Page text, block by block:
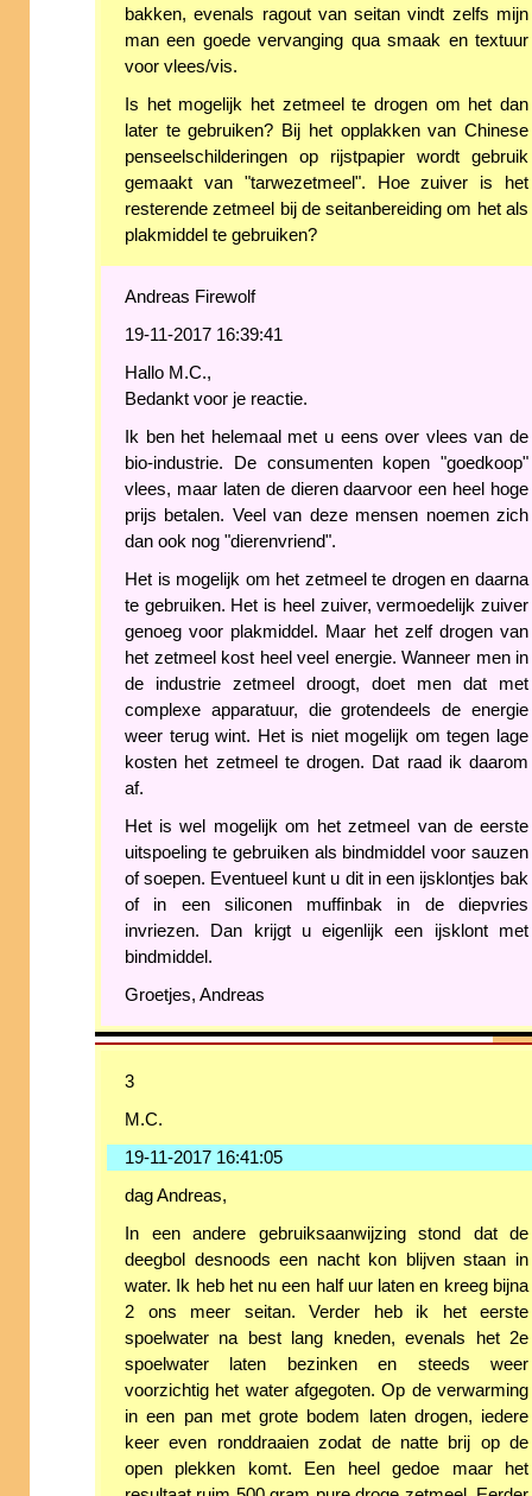
bakken, evenals ragout van seitan vindt zelfs mijn
man een goede vervanging qua smaak en textuur
voor vlees/vis.
Is het mogelijk het zetmeel te drogen om het dan
later te gebruiken? Bij het opplakken van Chinese
penseelschilderingen op rijstpapier wordt gebruik
gemaakt van "tarwezetmeel". Hoe zuiver is het
resterende zetmeel bij de seitanbereiding om het als
plakmiddel te gebruiken?
Andreas Firewolf
19-11-2017 16:39:41
Hallo M.C.,
Bedankt voor je reactie.
Ik ben het helemaal met u eens over vlees van de
bio-industrie. De consumenten kopen "goedkoop"
vlees, maar laten de dieren daarvoor een heel hoge
prijs betalen. Veel van deze mensen noemen zich
dan ook nog "dierenvriend".
Het is mogelijk om het zetmeel te drogen en daarna
te gebruiken. Het is heel zuiver, vermoedelijk zuiver
genoeg voor plakmiddel. Maar het zelf drogen van
het zetmeel kost heel veel energie. Wanneer men in
de industrie zetmeel droogt, doet men dat met
complexe apparatuur, die grotendeels de energie
weer terug wint. Het is niet mogelijk om tegen lage
kosten het zetmeel te drogen. Dat raad ik daarom
af.
Het is wel mogelijk om het zetmeel van de eerste
uitspoeling te gebruiken als bindmiddel voor sauzen
of soepen. Eventueel kunt u dit in een ijsklontjes bak
of in een siliconen muffinbak in de diepvries
invriezen. Dan krijgt u eigenlijk een ijsklont met
bindmiddel.
Groetjes, Andreas
3
M.C.
19-11-2017 16:41:05
dag Andreas,
In een andere gebruiksaanwijzing stond dat de
deegbol desnoods een nacht kon blijven staan in
water. Ik heb het nu een half uur laten en kreeg bijna
2 ons meer seitan. Verder heb ik het eerste
spoelwater na best lang kneden, evenals het 2e
spoelwater laten bezinken en steeds weer
voorzichtig het water afgegoten. Op de verwarming
in een pan met grote bodem laten drogen, iedere
keer even ronddraaien zodat de natte brij op de
open plekken komt. Een heel gedoe maar het